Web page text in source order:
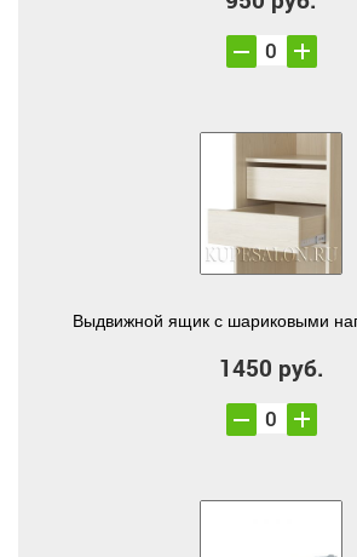
Выдвижной ящик с шариковыми
1450 руб.